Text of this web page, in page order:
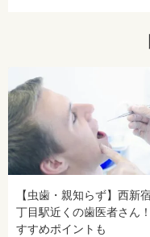
【虫歯・親知らず】西新
丁目駅近くの歯医者さん
すすめポイントも